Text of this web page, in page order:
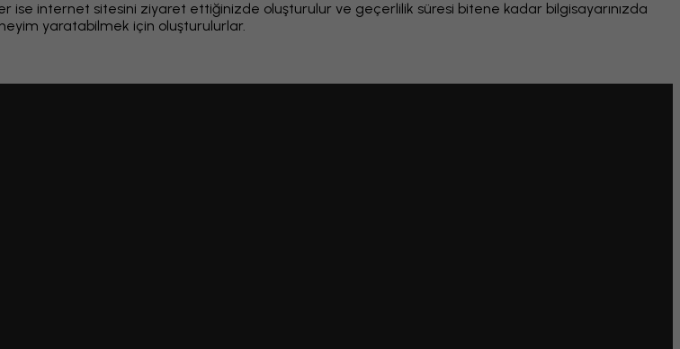
ise internet sitesini ziyaret ettiğinizde oluşturulur ve geçerlilik süresi bitene kadar bilgisayarınızda
yaratabilmek için oluşturulurlar.